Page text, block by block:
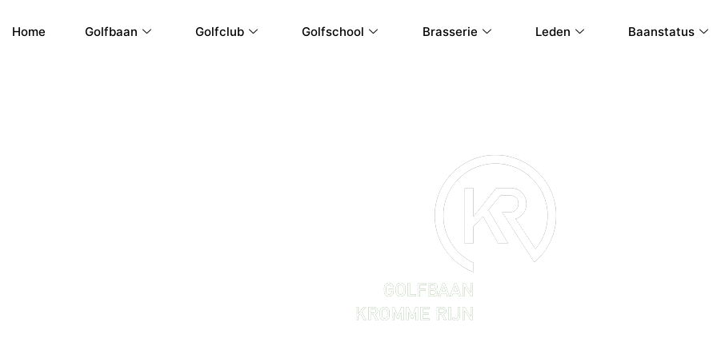
naarHome Golfbaan Golfclub Golfschool Brasserie Leden Baanstatus